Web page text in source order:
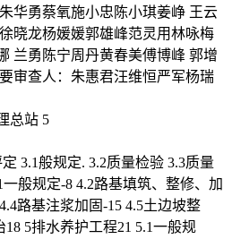
华勇蔡氧施小忠陈小琪姜峥 王云
晓龙杨媛媛郭雄峰范灵用林咏梅
兰勇陈宁周丹黄春美傅博峰 郭增
审查人：朱惠君汪维恒严军杨瑞
总站 5
3.1般规定. 3.2质量检验 3.3质量
般规定-8 4.2路基填筑、整修、加
路基注浆加固-15 4.5土边坡整
5排水养护工程21 5.1一般规